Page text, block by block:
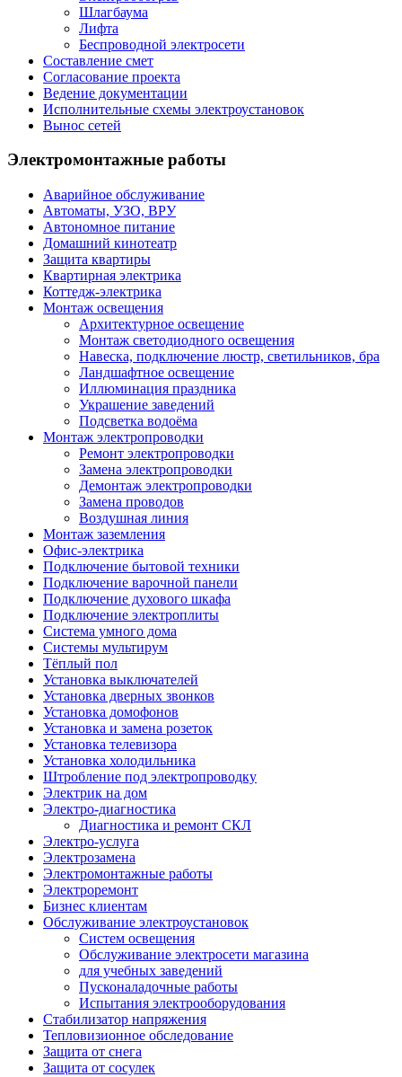
Шлагбаума
Лифта
Беспроводной электросети
Составление смет
Согласование проекта
Ведение документации
Исполнительные схемы электроустановок
Вынос сетей
Электромонтажные работы
Аварийное обслуживание
Автоматы, УЗО, ВРУ
Автономное питание
Домашний кинотеатр
Защита квартиры
Квартирная электрика
Коттедж-электрика
Монтаж освещения
Архитектурное освещение
Монтаж светодиодного освещения
Навеска, подключение люстр, светильников, бра
Ландшафтное освещение
Иллюминация праздника
Украшение заведений
Подсветка водоёма
Монтаж электропроводки
Ремонт электропроводки
Замена электропроводки
Демонтаж электропроводки
Замена проводов
Воздушная линия
Монтаж заземления
Офис-электрика
Подключение бытовой техники
Подключение варочной панели
Подключение духового шкафа
Подключение электроплиты
Система умного дома
Системы мультирум
Тёплый пол
Установка выключателей
Установка дверных звонков
Установка домофонов
Установка и замена розеток
Установка телевизора
Установка холодильника
Штробление под электропроводку
Электрик на дом
Электро-диагностика
Диагностика и ремонт СКЛ
Электро-услуга
Электрозамена
Электромонтажные работы
Электроремонт
Бизнес клиентам
Обслуживание электроустановок
Систем освещения
Обслуживание электросети магазина
для учебных заведений
Пусконаладочные работы
Испытания электрооборудования
Стабилизатор напряжения
Тепловизионное обследование
Защита от снега
Защита от сосулек